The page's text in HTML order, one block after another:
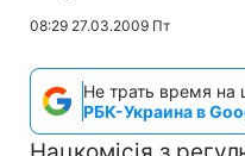
08:29 27.03.2009 Пт
Не трать время на
РБК-Украина в